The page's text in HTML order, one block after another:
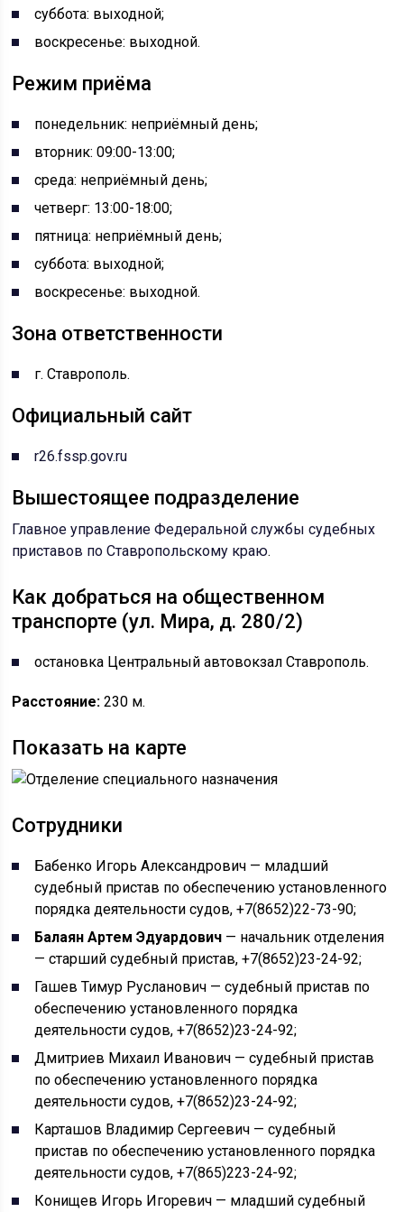
суббота: выходной;
воскресенье: выходной.
Режим приёма
понедельник: неприёмный день;
вторник: 09:00-13:00;
среда: неприёмный день;
четверг: 13:00-18:00;
пятница: неприёмный день;
суббота: выходной;
воскресенье: выходной.
Зона ответственности
г. Ставрополь.
Официальный сайт
r26.fssp.gov.ru
Вышестоящее подразделение
Главное управление Федеральной службы судебных
приставов по Ставропольскому краю.
Как добраться на общественном
транспорте (ул. Мира, д. 280/2)
остановка Центральный автовокзал Ставрополь.
Расстояние:230 м.
Показать на карте
Сотрудники
Бабенко Игорь Александрович — младший
судебный пристав по обеспечению установленного
порядка деятельности судов, +7(8652)22-73-90;
Балаян Артем Эдуардович — начальник отделения
— старший судебный пристав, +7(8652)23-24-92;
Гашев Тимур Русланович — судебный пристав по
обеспечению установленного порядка
деятельности судов, +7(8652)23-24-92;
Дмитриев Михаил Иванович — судебный пристав
по обеспечению установленного порядка
деятельности судов, +7(8652)23-24-92;
Карташов Владимир Сергеевич — судебный
пристав по обеспечению установленного порядка
деятельности судов, +7(865)223-24-92;
Конищев Игорь Игоревич — младший судебный